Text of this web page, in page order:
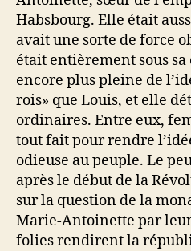
Habsbourg. Elle était
avait une sorte de force
était entièrement sous
encore plus pleine de
rois» que Louis, et elle
ordinaires. Entre eux,
tout fait pour rendre
odieuse au peuple. Le
après le début de la
sur la question de la
Marie-Antoinette par
folies rendirent la